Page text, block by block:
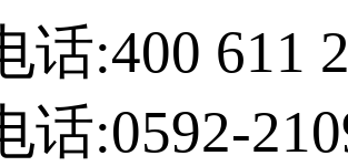
话:400 611
话:0592-